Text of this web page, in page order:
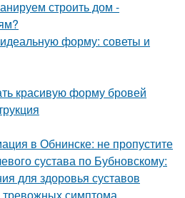
строить дом -
форму: советы и
красивую форму бровей
в Обнинске: не пропустите
сустава по Бубновскому:
для здоровья суставов